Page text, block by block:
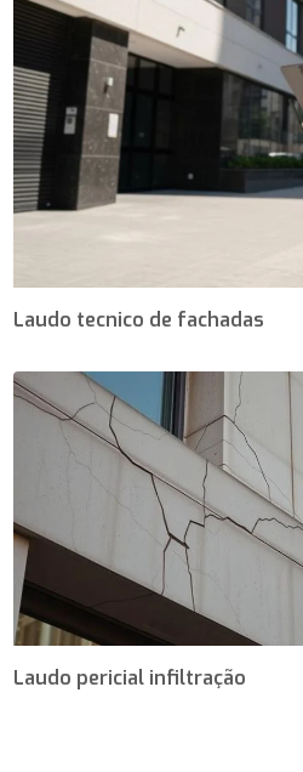
Laudo tecnico de fachadas
Laudo pericial infiltração